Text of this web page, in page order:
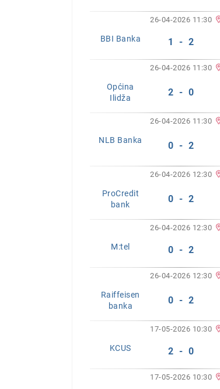
26-04-2026 11:30
BBI Banka 1 - 2
26-04-2026 11:30
Općina
Ilidža
2 - 0
26-04-2026 11:30
NLB Banka 0 - 2
26-04-2026 12:30
ProCredit
bank
0 - 2
26-04-2026 12:30
M:tel 0 - 2
26-04-2026 12:30
Raiffeisen
banka
0 - 2
17-05-2026 10:30
KCUS 2 - 0
17-05-2026 10:30